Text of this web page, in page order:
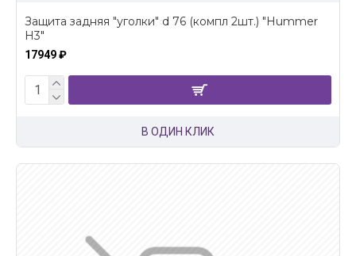
Защита задняя "уголки" d 76 (компл 2шт.) "Hummer
H3"
17949 ₽
В ОДИН КЛИК